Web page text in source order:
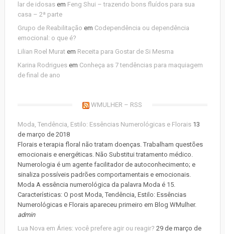
lar de idosasem Feng Shui – trazendo bons fluídos para sua
casa – 2ª parte
Grupo de Reabilitação em Codependência ou dependência
emocional: o que é?
Lilian Roel Muratem Receita para Gostar de Si Mesma
Karina Rodriguesem Conheça as 7 tendências para maquiagem
de final de ano
WMULHER – RSS
Moda, Tendência, Estilo: Essências Numerológicas e Florais 13
de março de 2018
Florais e terapia floral não tratam doenças. Trabalham questões
emocionais e energéticas. Não Substitui tratamento médico.
Numerologia é um agente facilitador de autoconhecimento; e
sinaliza possíveis padrões comportamentais e emocionais.
Moda A essência numerológica da palavra Moda é 15.
Características: O post Moda, Tendência, Estilo: Essências
Numerológicas e Florais apareceu primeiro em Blog WMulher.
admin
Lua Nova em Áries: você prefere agir ou reagir? 29 de março de